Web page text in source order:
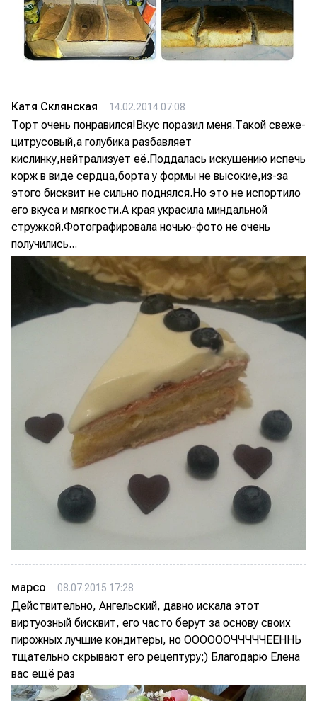
Катя Склянская 14.02.2014 07:08
Торт очень понравился!Вкус поразил меня.Такой свеже-
цитрусовый,а голубика разбавляет
кислинку,нейтрализует её.Поддалась искушению испечь
корж в виде сердца,борта у формы не высокие,из-за
этого бисквит не сильно поднялся.Но это не испортило
его вкуса и мягкости.А края украсила миндальной
стружкой.Фотографировала ночью-фото не очень
получились...
марсо 08.07.2015 17:28
Действительно, Ангельский, давно искала этот
виртуозный бисквит, его часто берут за основу своих
пирожных лучшие кондитеры, но ООООООЧЧЧЧЧЕЕННЬ
тщательно скрывают его рецептуру;) Благодарю Елена
вас ещё раз